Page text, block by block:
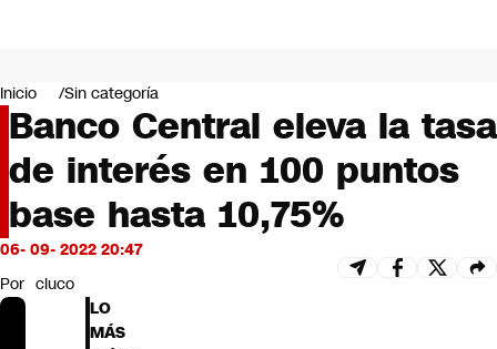
Negocios
Deportes
Programas completos
Cultura
Servicios
Bits
CNN tiempo
Futuro 360
Opinión
Inicio Sin categoría
Banco Central eleva la tasa
de interés en 100 puntos
base hasta 10,75%
06- 09- 2022 20:47
Por cluco
LO
MÁS